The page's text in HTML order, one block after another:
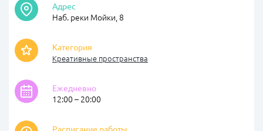
Адрес
Наб. реки Мойки, 8
Категория
Креативные пространства
Ежедневно
12:00 – 20:00
Расписание работы